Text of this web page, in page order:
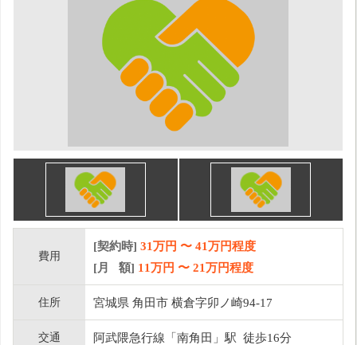
費用
[契約時] 31万円 〜 41万円程度
[月 額] 11万円 〜 21万円程度
住所 宮城県 角田市 横倉字卯ノ崎94-17
交通 阿武隈急行線「南角田」駅 徒歩16分